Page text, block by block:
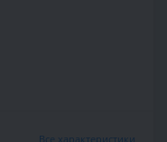
Все характеристики